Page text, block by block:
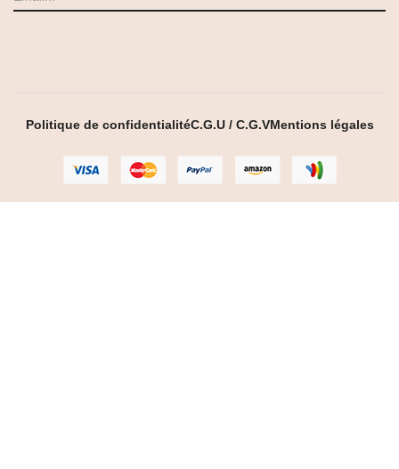
Politique de confidentialitéC.G.U / C.G.VMentions légales